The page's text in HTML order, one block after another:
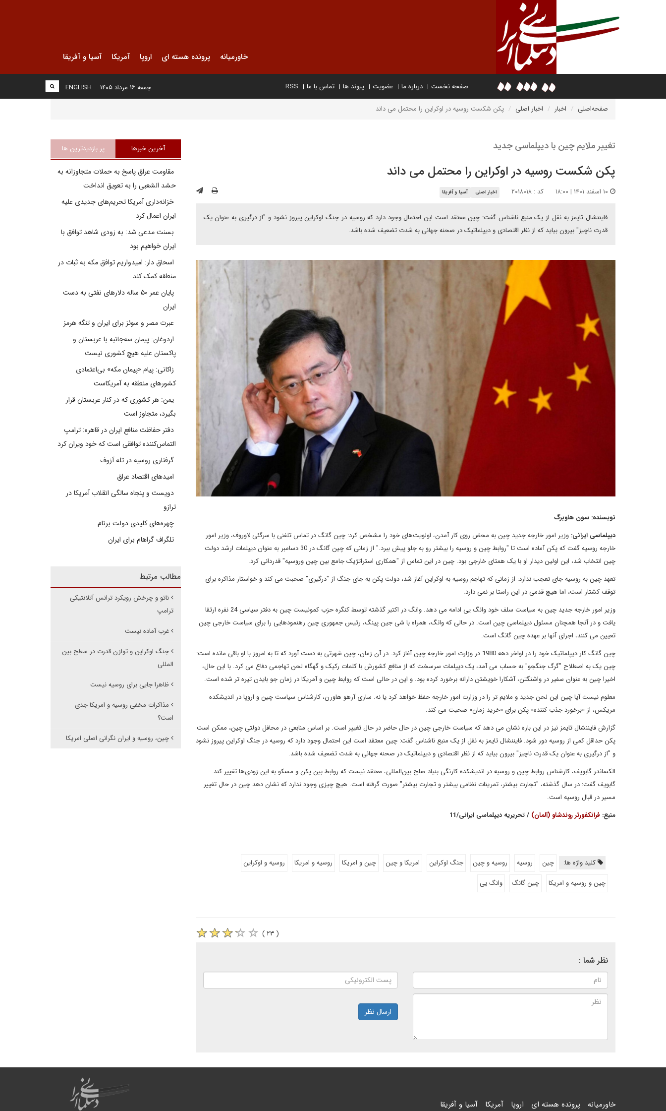
خاورمیانه پرونده هسته ای اروپا آمریکا آسیا و آفریقا
صفحه نخست درباره ما عضویت پیوند ها تماس با ما RSS
ENGLISH جمعه ۱۶ مرداد ۱۴۰۵
صفحه‌اصلی اخبار اخبار اصلی پکن شکست روسیه در اوکراین را محتمل می داند
تغییر ملایم چین با دیپلماسی جدید
پکن شکست روسیه در اوکراین را محتمل می داند
کد : ۲۰۱۸۰۱۸ اخبار اصلی آسیا و آفریقا
فایننشال تایمز به نقل از یک منبع ناشناس گفت: چین معتقد است این احتمال وجود دارد که روسیه در جنگ اوکراین پیروز نشود و "از درگیری به عنوان یک
قدرت ناچیز" بیرون بیاید که از نظر اقتصادی و دیپلماتیک در صحنه جهانی به شدت تضعیف شده باشد.
نویسنده: سون هاوبرگ
دیپلماسی ایرانی: وزیر امور خارجه جدید چین به محض روی کار آمدن، اولویت‌های خود را مشخص کرد: چین گانگ در تماس تلفنی با سرگئی لاوروف، وزیر امور
خارجه روسیه گفت که پکن آماده است تا "روابط چین و روسیه را بیشتر رو به جلو پیش ببرد." از زمانی که چین گانگ در 30 دسامبر به عنوان دیپلمات ارشد دولت
چین انتخاب شد، این اولین دیدار او با یک همتای خارجی بود. چین در این تماس از "همکاری استراتژیک جامع بین چین وروسیه" قدردانی کرد.
تعهد چین به روسیه جای تعجب ندارد: از زمانی که تهاجم روسیه به اوکراین آغاز شد، دولت پکن به جای جنگ از "درگیری” صحبت می کند و خواستار مذاکره برای
توقف کشتار است، اما هیچ قدمی در این راستا بر نمی دارد.
وزیر امور خارجه جدید چین به سیاست سلف خود وانگ یی ادامه می دهد. وانگ در اکتبر گذشته توسط کنگره حزب کمونیست چین به دفتر سیاسی 24 نفره ارتقا
یافت و در آنجا همچنان مسئول دیپلماسی چین است. در حالی که وانگ، همراه با شی جین پینگ، رئیس جمهوری چین رهنمودهایی را برای سیاست خارجی چین
تعیین می کنند، اجرای آنها بر عهده چین گانگ است.
چین گانگ کار دیپلماتیک خود را در اواخر دهه 1980 در وزارت امور خارجه چین آغاز کرد. در آن زمان، چین شهرتی به دست آورد که تا به امروز با او باقی مانده است:
چین یک به اصطلاح "گرگ جنگجو" به حساب می آمد، یک دیپلمات سرسخت که از منافع کشورش با کلمات رکیک و گهگاه لحن تهاجمی دفاع می کرد. با این حال،
اخیرا چین به عنوان سفیر در واشنگتن، آشکارا خویشتن دارانه برخورد کرده بود. و این در حالی است که روابط چین و آمریکا در زمان جو بایدن تیره تر شده است.
معلوم نیست آیا چین این لحن جدید و ملایم تر را در وزارت امور خارجه حفظ خواهد کرد یا نه. ساری آرهو هاورن، کارشناس سیاست چین و اروپا در اندیشکده
مریکس، از «برخورد جذب کننده» پکن برای «خرید زمان» صحبت می کند.
گزارش فایننشال تایمز نیز در این باره نشان می دهد که سیاست خارجی چین در حال حاضر در حال تغییر است. بر اساس منابعی در محافل دولتی چین، ممکن است
پکن حداقل کمی از روسیه دور شود. فایننشال تایمز به نقل از یک منبع ناشناس گفت: چین معتقد است این احتمال وجود دارد که روسیه در جنگ اوکراین پیروز نشود
و "از درگیری به عنوان یک قدرت ناچیز" بیرون بیاید که از نظر اقتصادی و دیپلماتیک در صحنه جهانی به شدت تضعیف شده باشد.
الکساندر گابویف، کارشناس روابط چین و روسیه در اندیشکده کارنگی بنیاد صلح بین‌المللی، معتقد نیست که روابط بین پکن و مسکو به این زودی‌ها تغییر کند.
گابویف گفت: در سال گذشته، "تجارت بیشتر، تمرینات نظامی بیشتر و تجارت بیشتر" صورت گرفته است. هیچ چیزی وجود ندارد که نشان دهد چین در حال تغییر
مسیر در قبال روسیه است.
منبع: فرانکفورتر روندشاو (آلمان) / تحریریه دیپلماسی ایرانی/11
کلید واژه ها: چین روسیه روسیه و چین جنگ اوکراین امریکا و چین چین و امریکا روسیه و امریکا
روسیه و اوکراین
چین و روسیه و امریکا
چین گانگ وانگ یی
( ۲۳ )
نظر شما :
ارسال نظر
آخرین خبرها پر بازدیدترین ها
مقاومت عراق پاسخ به حملات متجاوزانه به
حشد الشعبی را به تعویق انداخت
خزانه‌داری آمریکا تحریم‌های جدیدی علیه
ایران اعمال کرد
بسنت مدعی شد: به زودی شاهد توافق با
ایران خواهیم بود
اسحاق دار: امیدواریم توافق مکه به ثبات در
منطقه کمک کند
پایان عمر ۵۰ ساله دلارهای نفتی به دست
ایران
عبرت مصر و سوئز برای ایران و تنگه هرمز
اردوغان: پیمان سه‌جانبه با عربستان و
پاکستان علیه هیچ کشوری نیست
زاکانی: پیام «پیمان مکه» بی‌اعتمادی
کشورهای منطقه به آمریکاست
یمن: هر کشوری که در کنار عربستان قرار
بگیرد، متجاوز است
دفتر حفاظت منافع ایران در قاهره: ترامپ
التماس‌کننده توافقی است که خود ویران کرد
گرفتاری روسیه در تله آزوف
امیدهای اقتصاد عراق
دویست و پنجاه سالگی انقلاب آمریکا در
ترازو
چهره‌های کلیدی دولت برنام
تلگراف گراهام برای ایران
مطالب مرتبط
ناتو و چرخش رویکرد ترانس آتلانتیکی
ترامپ
غرب آماده نیست
جنگ اوکراین و توازن‌ قدرت در سطح بین
المللی
ظاهرا جایی برای روسیه نیست
مذاکرات مخفی روسیه و امریکا جدی
است؟
چین، روسیه و ایران نگرانی اصلی امریکا
خاورمیانه پرونده هسته ای اروپا آمریکا آسیا و آفریقا